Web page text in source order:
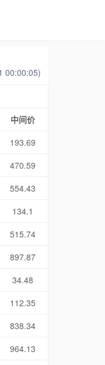
00:00:05)
中间价
193.69
470.59
554.43
134.1
515.74
897.87
34.48
112.35
838.34
964.13